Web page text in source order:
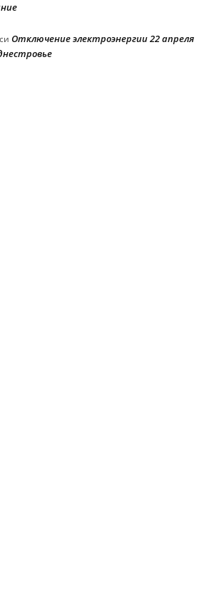
Отключение электроэнергии 22 апреля